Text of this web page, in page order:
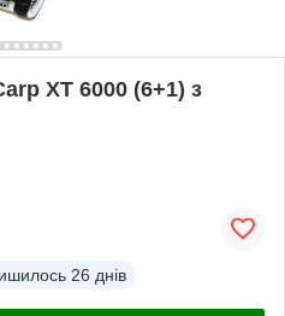
XT 6000 (6+1) з
26 днів